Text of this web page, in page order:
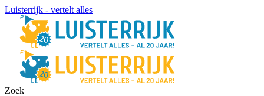
Luisterrijk - vertelt alles
Zoek